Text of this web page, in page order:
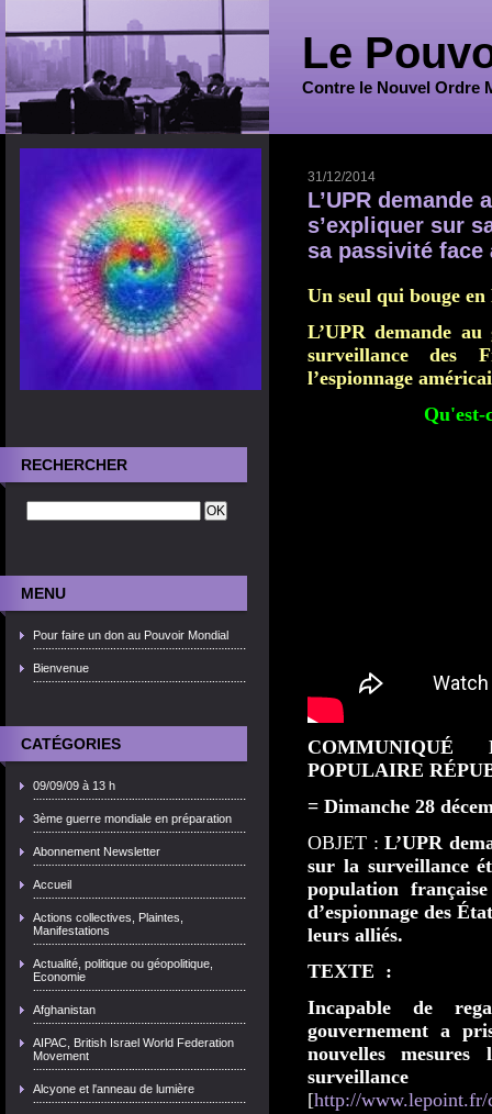
Le
Contre le Nouvel Ordre
RECHERCHER
MENU
Pour faire un don au Pouvoir Mondial
Bienvenue
CATÉGORIES
09/09/09 à 13 h
3ème guerre mondiale en préparation
Abonnement Newsletter
Accueil
Actions collectives, Plaintes,
Manifestations
Actualité, politique ou géopolitique,
Economie
Afghanistan
AIPAC, British Israel World Federation
Movement
Alcyone et l'anneau de lumière
31/12/2014
L’UPR demande
s’expliquer sur
sa passivité face
Un seul qui bouge
L’UPR demande
surveillance des
l’espionnage
Qu'est-
POPULAIRE
= Dimanche 28
OBJET :L’UPR
sur la surveillance
population
d’espionnage des
leurs alliés.
TEXTE :
Incapable de
gouvernement a
nouvelles
[http://www.lepoint.fr/